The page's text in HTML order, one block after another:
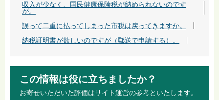
収入が少なく、国民健康保険税が納められないのです
が。
誤って二重に払ってしまった市税は戻ってきますか。
納税証明書が欲しいのですが（郵送で申請する）。
この情報は役に立ちましたか？
お寄せいただいた評価はサイト運営の参考といたします。